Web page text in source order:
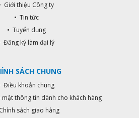
Giới thiệu Công ty
• Tin tức
• Tuyển dụng
Đăng ký làm đại lý
SÁCH CHUNG
Điều khoản chung
mật thông tin dành cho khách hàng
sách giao hàng